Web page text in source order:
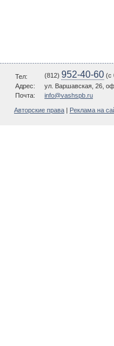
Тел: (812) 952-40-60 (c
Адрес:
ул. Варшавская, 26,
Почта:
info@vashspb.ru
Авторские права Реклама на